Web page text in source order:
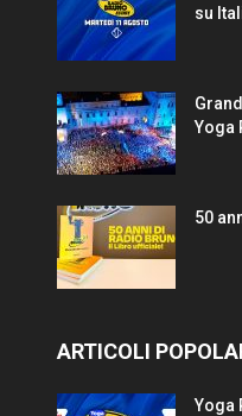
su
Yoga
50
ARTICOLI
Yoga